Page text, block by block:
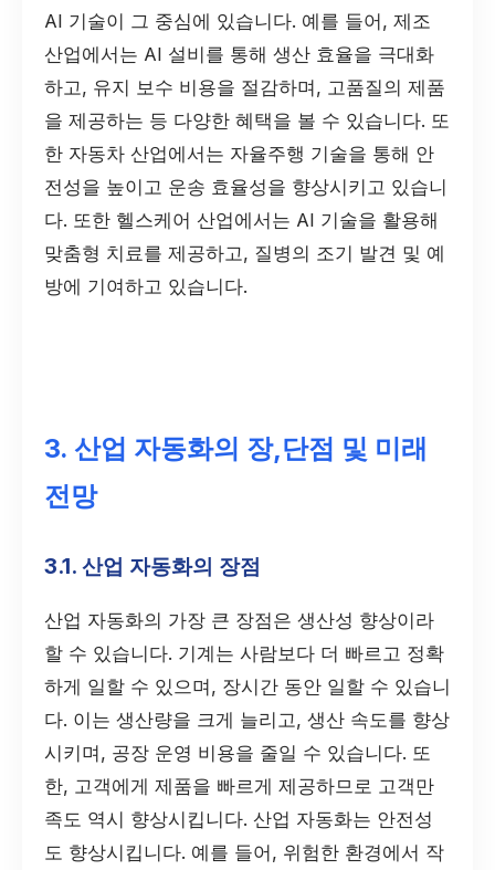
AI 기술이 그 중심에 있습니다. 예를 들어, 제조
산업에서는 AI 설비를 통해 생산 효율을 극대화
하고, 유지 보수 비용을 절감하며, 고품질의 제품
을 제공하는 등 다양한 혜택을 볼 수 있습니다. 또
한 자동차 산업에서는 자율주행 기술을 통해 안
전성을 높이고 운송 효율성을 향상시키고 있습니
다. 또한 헬스케어 산업에서는 AI 기술을 활용해
맞춤형 치료를 제공하고, 질병의 조기 발견 및 예
방에 기여하고 있습니다.
3. 산업 자동화의 장,단점 및 미래
전망
3.1. 산업 자동화의 장점
산업 자동화의 가장 큰 장점은 생산성 향상이라
할 수 있습니다. 기계는 사람보다 더 빠르고 정확
하게 일할 수 있으며, 장시간 동안 일할 수 있습니
다. 이는 생산량을 크게 늘리고, 생산 속도를 향상
시키며, 공장 운영 비용을 줄일 수 있습니다. 또
한, 고객에게 제품을 빠르게 제공하므로 고객만
족도 역시 향상시킵니다. 산업 자동화는 안전성
도 향상시킵니다. 예를 들어, 위험한 환경에서 작